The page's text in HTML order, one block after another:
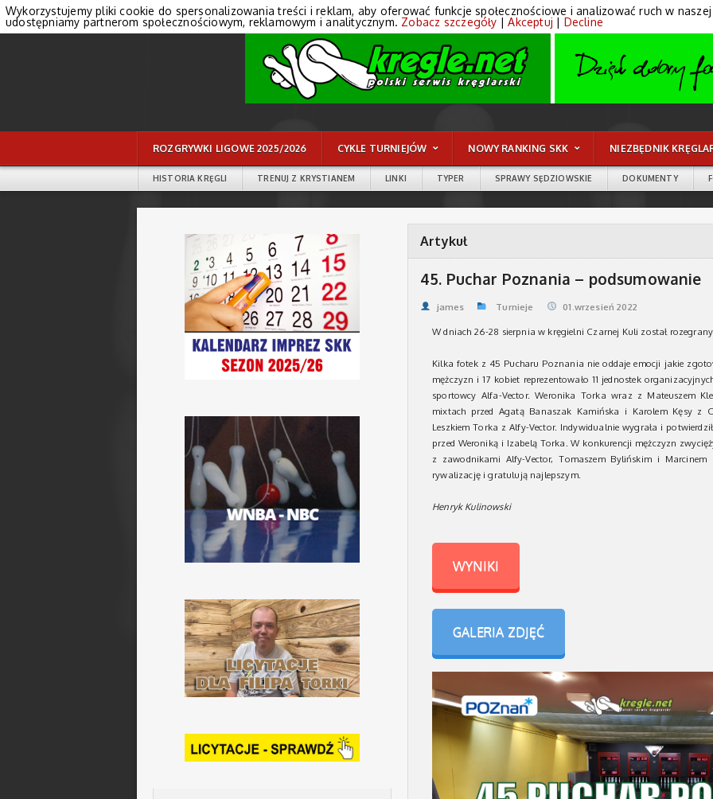
ROZGRYWKI LIGOWE 2025/2026 CYKLE TURNIEJÓW NOWY RANKING SKK NIEZBĘDNIK
HISTORIA KRĘGLI TRENUJ Z KRYSTIANEM LINKI TYPER SPRAWY SĘDZIOWSKIE DOKUMENTY
Artykuł
45. Puchar Poznania – podsumowanie
james Turnieje 01.wrzesień 2022
W dniach 26-28 sierpnia w kręgielni Czarnej Kuli został
Kilka fotek z 45 Pucharu Poznania nie oddaje emocji jakie
mężczyzn i 17 kobiet reprezentowało 11 jednostek
sportowcy Alfa-Vector. Weronika Torka wraz z Mateuszem
mixtach przed Agatą Banaszak Kamińska i Karolem Kęsy z
Leszkiem Torka z Alfy-Vector. Indywidualnie wygrała i
przed Weroniką i Izabelą Torka. W konkurencji mężczyzn
z zawodnikami Alfy-Vector, Tomaszem Bylińskim i
rywalizację i gratulują najlepszym.
Henryk Kulinowski
WYNIKI
GALERIA ZDJĘĆ
Wykorzystujemy pliki cookie do spersonalizowania treści i reklam, aby oferować funkcje społecznościowe i analizować ruch w
udostępniamy partnerom społecznościowym, reklamowym i analitycznym. Zobacz szczegóły |Akceptuj | Decline